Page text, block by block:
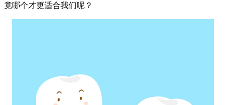
竟哪个才更适合我们呢？